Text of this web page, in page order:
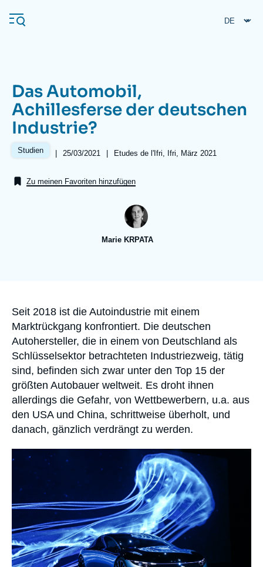
zum
Inhalt
Navigation
principale
Ifri
Über ifri Häufige Suchanfragen
Das Automobil,
Achillesferse der deutschen
Industrie?
Studien |
Date
publication
25/03/2021 | Références
Etudes de l'Ifri, Ifri, März 2021
Zu meinen Favoriten hinzufügen
Marie KRPATA
Accroche
Seit 2018 ist die Autoindustrie mit einem
Marktrückgang konfrontiert. Die deutschen
Autohersteller, die in einem von Deutschland als
Schlüsselsektor betrachteten Industriezweig, tätig
sind, befinden sich zwar unter den Top 15 der
größten Autobauer weltweit. Es droht ihnen
allerdings die Gefahr, von Wettbewerbern, u.a. aus
den USA und China, schrittweise überholt, und
danach, gänzlich verdrängt zu werden.
principale